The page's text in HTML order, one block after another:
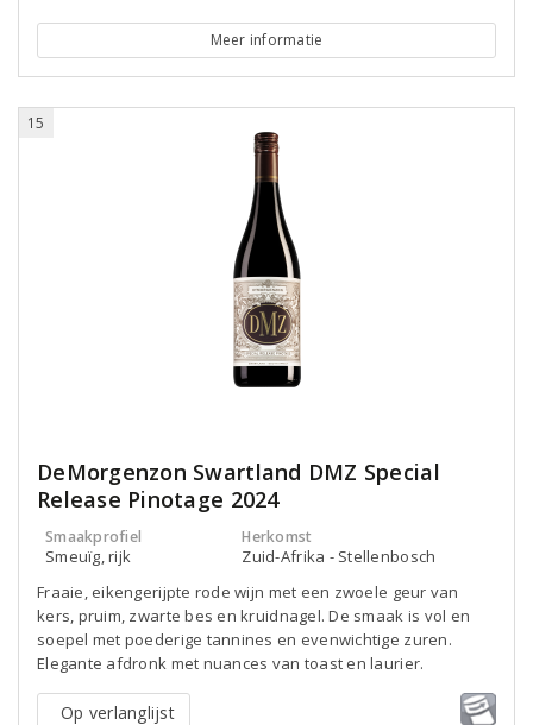
Meer informatie
15
DeMorgenzon Swartland DMZ Special
Release Pinotage 2024
Smaakprofiel
Smeuïg, rijk
Herkomst
Zuid-Afrika - Stellenbosch
Fraaie, eikengerijpte rode wijn met een zwoele geur van
kers, pruim, zwarte bes en kruidnagel. De smaak is vol en
soepel met poederige tannines en evenwichtige zuren.
Elegante afdronk met nuances van toast en laurier.
Op verlanglijst